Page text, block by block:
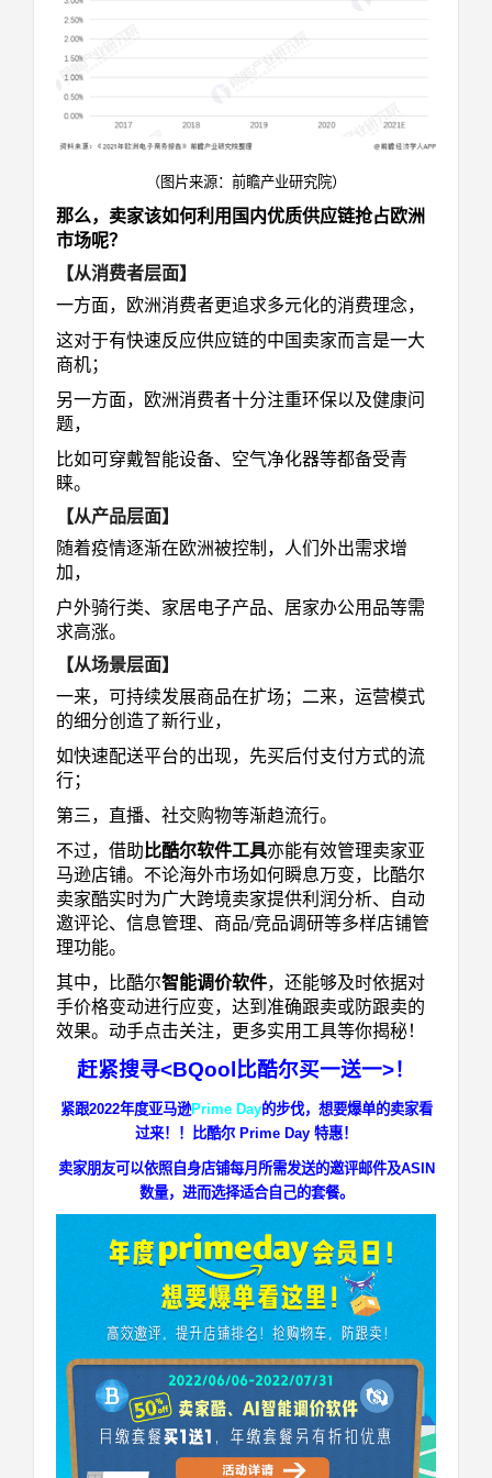
（图片来源：前瞻产业研究院）
那么，卖家该如何利用国内优质供应链抢占欧洲
市场呢？
【从消费者层面】
一方面，欧洲消费者更追求多元化的消费理念，
这对于有快速反应供应链的中国卖家而言是一大
商机；
另一方面，欧洲消费者十分注重环保以及健康问
题，
比如可穿戴智能设备、空气净化器等都备受青
睐。
【从产品层面】
随着疫情逐渐在欧洲被控制，人们外出需求增
加，
户外骑行类、家居电子产品、居家办公用品等需
求高涨。
【从场景层面】
一来，可持续发展商品在扩场；二来，运营模式
的细分创造了新行业，
如快速配送平台的出现，先买后付支付方式的流
行；
第三，直播、社交购物等渐趋流行。
不过，借助比酷尔软件工具亦能有效管理卖家亚
马逊店铺。不论海外市场如何瞬息万变，比酷尔
卖家酷实时为广大跨境卖家提供利润分析、自动
邀评论、信息管理、商品/竞品调研等多样店铺管
理功能。
其中，比酷尔智能调价软件，还能够及时依据对
手价格变动进行应变，达到准确跟卖或防跟卖的
效果。动手点击关注，更多实用工具等你揭秘！
赶紧搜寻<BQool比酷尔买一送一>！
紧跟2022年度亚马逊Prime Day的步伐，想要爆单的卖家看
过来！！比酷尔 Prime Day 特惠！
卖家朋友可以依照自身店铺每月所需发送的邀评邮件及ASIN
数量，进而选择适合自己的套餐。